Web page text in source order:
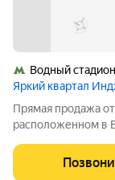
Водный стадион
Яркий квартал
Прямая продажа
расположенном в
расположена на 8
квартале бизнес-